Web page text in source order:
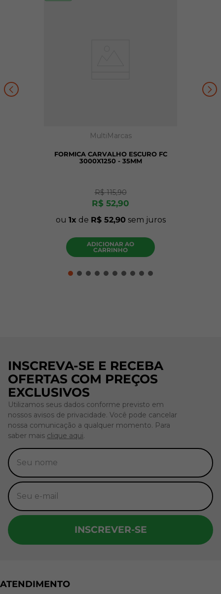
MultiMarcas
FORMICA CARVALHO ESCURO FC
3000X1250 - 35MM
R$ 115,90
R$ 52,90
ou 1 de R$ 52,90 sem juros
ADICIONAR AO
CARRINHO
INSCREVA-SE E RECEBA
OFERTAS COM PREÇOS
EXCLUSIVOS
Utilizamos seus dados conforme previsto em
nossos avisos de privacidade. Você pode cancelar
nossa comunicação a qualquer momento. Para
saber mais clique aqui.
INSCREVER-SE
ATENDIMENTO